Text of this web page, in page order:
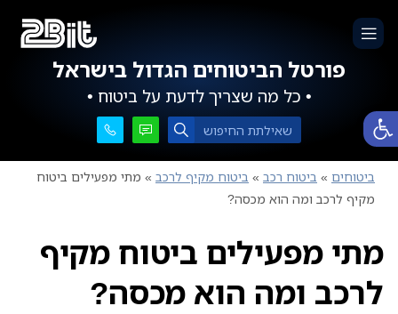
פתח סרגל נגישות
פורטל הביטוחים הגדול בישראל
• כל מה שצריך לדעת על ביטוח •
ביטוחים » ביטוח רכב » ביטוח מקיף לרכב » מתי מפעילים ביטוח
מקיף לרכב ומה הוא מכסה?
מתי מפעילים ביטוח מקיף
לרכב ומה הוא מכסה?